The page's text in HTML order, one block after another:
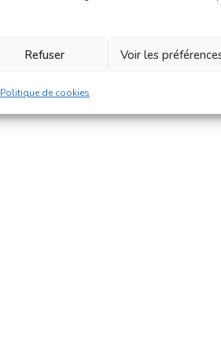
Refuser Voir les
Politique de cookies